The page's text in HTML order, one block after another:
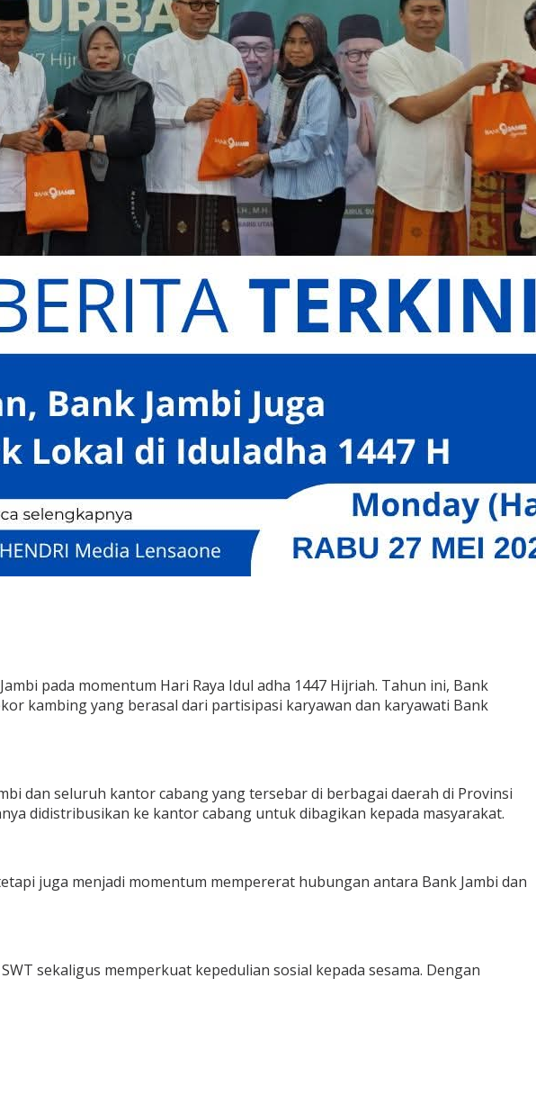
pada momentum Hari Raya Idul adha 1447 Hijriah. Tahun ini, Bank
kambing yang berasal dari partisipasi karyawan dan karyawati Bank
dan seluruh kantor cabang yang tersebar di berbagai daerah di Provinsi
didistribusikan ke kantor cabang untuk dibagikan kepada masyarakat.
juga menjadi momentum mempererat hubungan antara Bank Jambi dan
sekaligus memperkuat kepedulian sosial kepada sesama. Dengan